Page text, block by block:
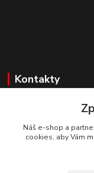
Kontakty
Mgr. Darina Janoušková
Náš e-shop a
cookies, aby Vám